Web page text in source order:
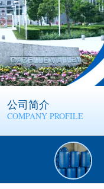
公司简介
COMPANY PROFILE